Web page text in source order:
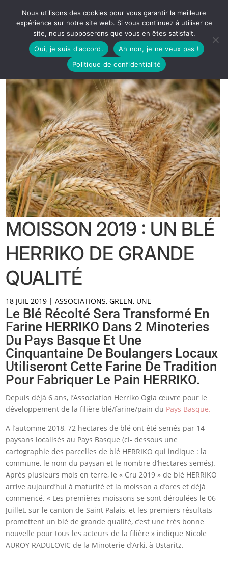
MOISSON 2019 : UN BLÉ
HERRIKO DE GRANDE
QUALITÉ
18 JUIL 2019 |ASSOCIATIONS,GREEN, UNE
Le Blé Récolté Sera Transformé En
Farine HERRIKO Dans 2 Minoteries
Du Pays Basque Et Une
Cinquantaine De Boulangers Locaux
Utiliseront Cette Farine De Tradition
Pour Fabriquer Le Pain HERRIKO.
Depuis déjà 6 ans, l’Association Herriko Ogia œuvre pour le
développement de la filière blé/farine/pain du Pays Basque.
A l’automne 2018, 72 hectares de blé ont été semés par 14
paysans localisés au Pays Basque (ci- dessous une
cartographie des parcelles de blé HERRIKO qui indique : la
commune, le nom du paysan et le nombre d’hectares semés).
Après plusieurs mois en terre, le « Cru 2019 » de blé HERRIKO
arrive aujourd’hui à maturité et la moisson a d’ores et déjà
commencé. « Les premières moissons se sont déroulées le 06
Juillet, sur le canton de Saint Palais, et les premiers résultats
promettent un blé de grande qualité, c’est une très bonne
nouvelle pour tous les acteurs de la filière » indique Nicole
AUROY RADULOVIC de la Minoterie d’Arki, à Ustaritz.
Nous utilisons des cookies pour vous garantir la meilleure
expérience sur notre site web. Si vous continuez à utiliser ce
site, nous supposerons que vous en êtes satisfait.
Oui, je suis d'accord.
Ah non, je ne veux pas !
Politique de confidentialité